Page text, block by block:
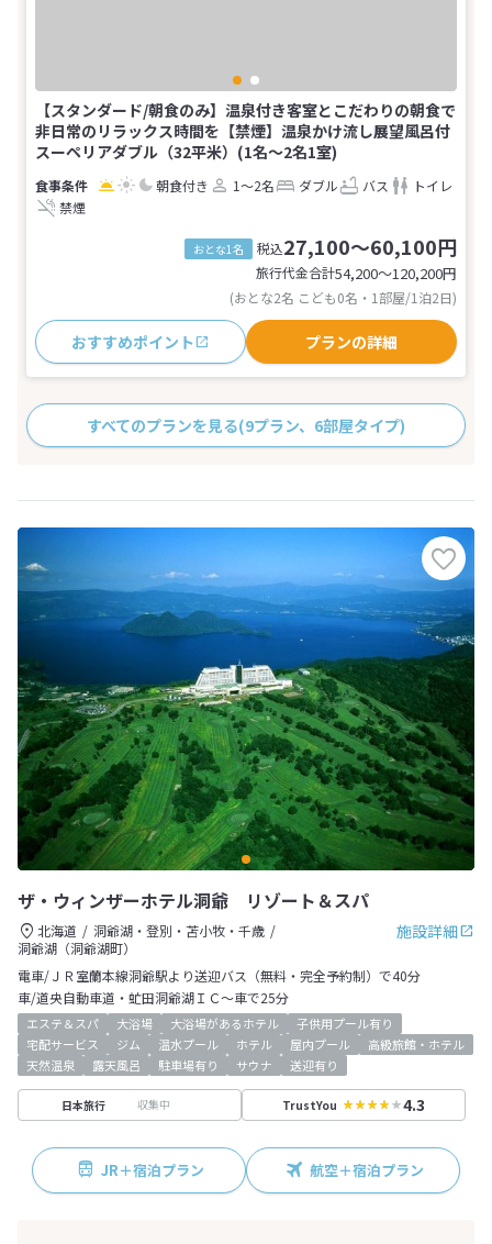
【スタンダード/朝食のみ】温泉付き客室とこだわりの朝食で
非日常のリラックス時間を【禁煙】温泉かけ流し展望風呂付
スーペリアダブル（32平米）(1名～2名1室)
朝食付き 1～2名 ダブル バス
トイレ
禁煙
おとな1名 税込27,100～60,100円
旅行代金合計54,200〜120,200円
(おとな2名 こども0名・1部屋/1泊2日)
おすすめポイント プランの詳細
すべてのプランを見る(9プラン、6部屋タイプ)
ザ・ウィンザーホテル洞爺 リゾート＆スパ
施設詳細
北海道
洞爺湖・登別・苫小牧・千歳
洞爺湖（洞爺湖町）
電車/ＪＲ室蘭本線洞爺駅より送迎バス（無料・完全予約制）で40分
車/道央自動車道・虻田洞爺湖ＩＣ～車で25分
エステ＆スパ 大浴場 大浴場があるホテル
子供用プール有り
宅配サービス
ジム 温水プール ホテル 屋内プール
高級旅館・ホテル
天然温泉
露天風呂 駐車場有り サウナ 送迎有り
日本旅行 収集中 TrustYou 4.3
JR＋宿泊プラン 航空＋宿泊プラン